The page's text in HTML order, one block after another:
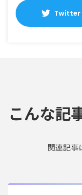
Twitter
こんな記
関連記事